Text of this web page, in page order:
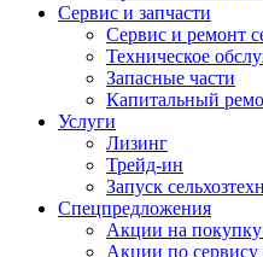
Сервис и запчасти
Сервис и ремонт
Техническое
Запасные части
Капитальный
Услуги
Лизинг
Трейд-ин
Запуск
Спецпредложения
Акции на покупку
Акции по сервису